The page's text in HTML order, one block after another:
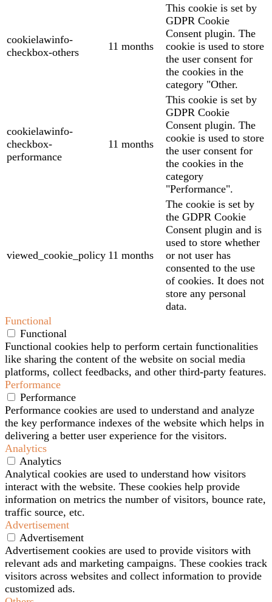
cookielawinfo-
checkbox-others
11 months
This cookie is set by
GDPR Cookie
Consent plugin. The
cookie is used to store
the user consent for
the cookies in the
category "Other.
cookielawinfo-
checkbox-
performance
11 months
This cookie is set by
GDPR Cookie
Consent plugin. The
cookie is used to store
the user consent for
the cookies in the
category
"Performance".
viewed_cookie_policy 11 months
The cookie is set by
the GDPR Cookie
Consent plugin and is
used to store whether
or not user has
consented to the use
of cookies. It does not
store any personal
data.
Functional
Functional
Functional cookies help to perform certain functionalities
like sharing the content of the website on social media
platforms, collect feedbacks, and other third-party features.
Performance
Performance
Performance cookies are used to understand and analyze
the key performance indexes of the website which helps in
delivering a better user experience for the visitors.
Analytics
Analytics
Analytical cookies are used to understand how visitors
interact with the website. These cookies help provide
information on metrics the number of visitors, bounce rate,
traffic source, etc.
Advertisement
Advertisement
Advertisement cookies are used to provide visitors with
relevant ads and marketing campaigns. These cookies track
visitors across websites and collect information to provide
customized ads.